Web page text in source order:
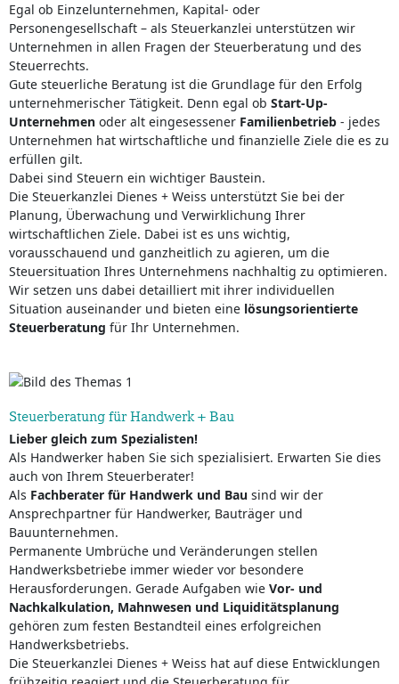
Egal ob Einzelunternehmen, Kapital- oder
Personengesellschaft – als Steuerkanzlei unterstützen wir
Unternehmen in allen Fragen der Steuerberatung und des
Steuerrechts.
Gute steuerliche Beratung ist die Grundlage für den Erfolg
unternehmerischer Tätigkeit. Denn egal ob Start-Up-
Unternehmen oder alt eingesessener Familienbetrieb - jedes
Unternehmen hat wirtschaftliche und finanzielle Ziele die es zu
erfüllen gilt.
Dabei sind Steuern ein wichtiger Baustein.
Die Steuerkanzlei Dienes + Weiss unterstützt Sie bei der
Planung, Überwachung und Verwirklichung Ihrer
wirtschaftlichen Ziele. Dabei ist es uns wichtig,
vorausschauend und ganzheitlich zu agieren, um die
Steuersituation Ihres Unternehmens nachhaltig zu optimieren.
Wir setzen uns dabei detailliert mit ihrer individuellen
Situation auseinander und bieten eine lösungsorientierte
Steuerberatung für Ihr Unternehmen.
Steuerberatung für Handwerk + Bau
Lieber gleich zum Spezialisten!
Als Handwerker haben Sie sich spezialisiert. Erwarten Sie dies
auch von Ihrem Steuerberater!
Als Fachberater für Handwerk und Bau sind wir der
Ansprechpartner für Handwerker, Bauträger und
Bauunternehmen.
Permanente Umbrüche und Veränderungen stellen
Handwerksbetriebe immer wieder vor besondere
Herausforderungen. Gerade Aufgaben wie Vor- und
Nachkalkulation, Mahnwesen und Liquiditätsplanung
gehören zum festen Bestandteil eines erfolgreichen
Handwerksbetriebs.
Die Steuerkanzlei Dienes + Weiss hat auf diese Entwicklungen